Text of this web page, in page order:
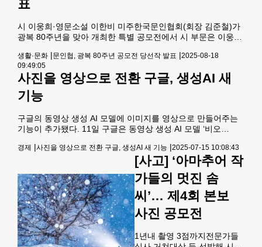
아)씨가 출품한 ‘환희
(Rejoicing)’와 주디 변(LA)씨
의 ‘고운 색을 말리다’ 작품이
각각 뽑혔다. ‘트러스트원 세일
즈’ 특별협찬으로 진행된 올해
제4회 한국일보 사진공모전에
표
시 이웅희·영문소설 이한비 미주한국문인협회(회장 김준철)가
광복 80주년을 맞아 개최한 특별 공모전에서 시 부문은 이웅희
Remembers’가 선정됐다. 협회는 이같은 공모 결과를 발표하
고 시상식이 오는 23일과 24일 LA 아로마센터 5층 ‘더 원’에서
열리는 문학캠프 행사 때 진행될 예정이라고 밝혔다. 김준철 회
장은 “이번 공모전에는 한국을 포함한 여러 지역에서 작품이 접
수됐으며, 광복이라는 뜻깊은 주제를 이민자의 시각과 결합해
생활·문화 |문인협, 광복 80주년 공모전 당선작 발표 |2025-08-18
09:49:05
사진을 영상으로 전환 구글, 생성AI 새
기능
구글의 동영상 생성 AI 모델에 이미지를 영상으로 만들어주는
기능이 추가됐다. 11일 구글은 동영상 생성 AI 모델 ‘비오
스트를 입력하면 영상을 생성하는 AI 모델로, 사진을 올려 원하
는 동작을 텍스트로 설명하면 영상으로 만들어준다. 음향도 추
가할 수 있다. ‘비오3’는 이미지를 바탕으로 8초 분량의 720p 해
상도의 영상을 생성하며, 생성된 영상은 다운로드하거나 공유
할 수 있다. 구글은 “일상 사물을 애니메이션화하거나 그림과
자연 풍경에 움직임을 부
경제 |사진을 영상으로 전환 구글, 생성AI 새 기능 |2025-07-15 10:08:43
[사고] ‘아마추어 작
가들의 멋진 솜
씨’… 제4회 본보
사진 공모전
1년내 촬영 3점까지전문가들